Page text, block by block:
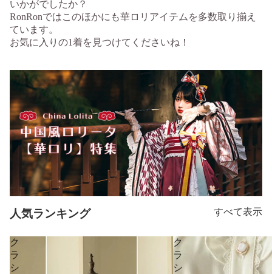
いかがでしたか？
RonRonではこのほかにも華ロリアイテムを多数取り揃え
ています。
お気に入りの1着を見つけてくださいね！
人気ランキング すべて表示
ク
ラ
シ
ク
ラ
シ